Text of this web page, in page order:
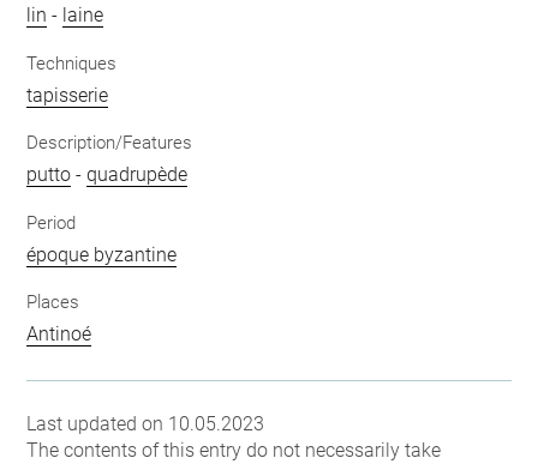
lin - laine
Techniques
tapisserie
Description/Features
putto -quadrupède
Period
époque byzantine
Places
Antinoé
Last updated on 10.05.2023
The contents of this entry do not necessarily take